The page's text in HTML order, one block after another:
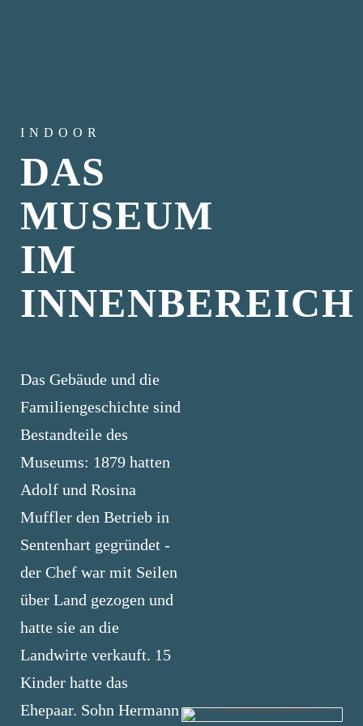
INDOOR
DAS
MUSEUM
IM
INNENBEREICH
Das Gebäude und die
Familiengeschichte sind
Bestandteile des
Museums: 1879 hatten
Adolf und Rosina
Muffler den Betrieb in
Sentenhart gegründet -
der Chef war mit Seilen
über Land gezogen und
hatte sie an die
Landwirte verkauft. 15
Kinder hatte das
Ehepaar. Sohn Hermann